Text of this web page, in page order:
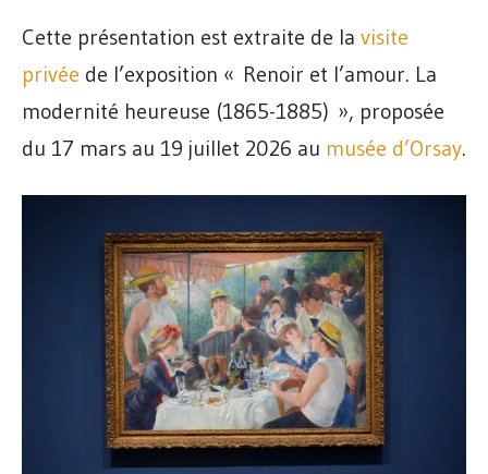
Cette présentation est extraite de la visite
privée de l’exposition « Renoir et l’amour. La
modernité heureuse (1865-1885) », proposée
du 17 mars au 19 juillet 2026 au musée d’Orsay.